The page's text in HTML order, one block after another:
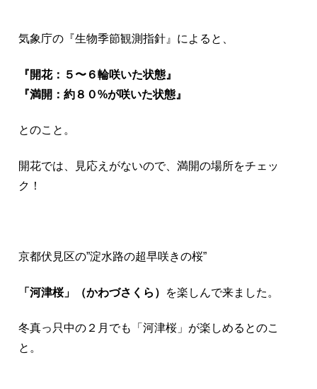
気象庁の『生物季節観測指針』によると、
『開花：５〜６輪咲いた状態』
『満開：約８０%が咲いた状態』
とのこと。
開花では、見応えがないので、満開の場所をチェッ
ク！
京都伏見区の”淀水路の超早咲きの桜”
「河津桜」（かわづさくら） を楽しんで来ました。
冬真っ只中の２月でも「河津桜」が楽しめるとのこ
と。